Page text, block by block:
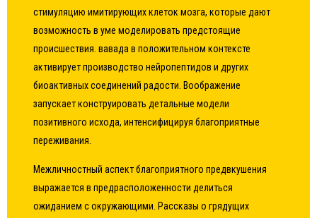
стимуляцию имитирующих клеток мозга, которые дают
возможность в уме моделировать предстоящие
происшествия. вавада в положительном контексте
активирует производство нейропептидов и других
биоактивных соединений радости. Воображение
запускает конструировать детальные модели
позитивного исхода, интенсифицируя благоприятные
переживания.
Межличностный аспект благоприятного предвкушения
выражается в предрасположенности делиться
ожиданием с окружающими. Рассказы о грядущих